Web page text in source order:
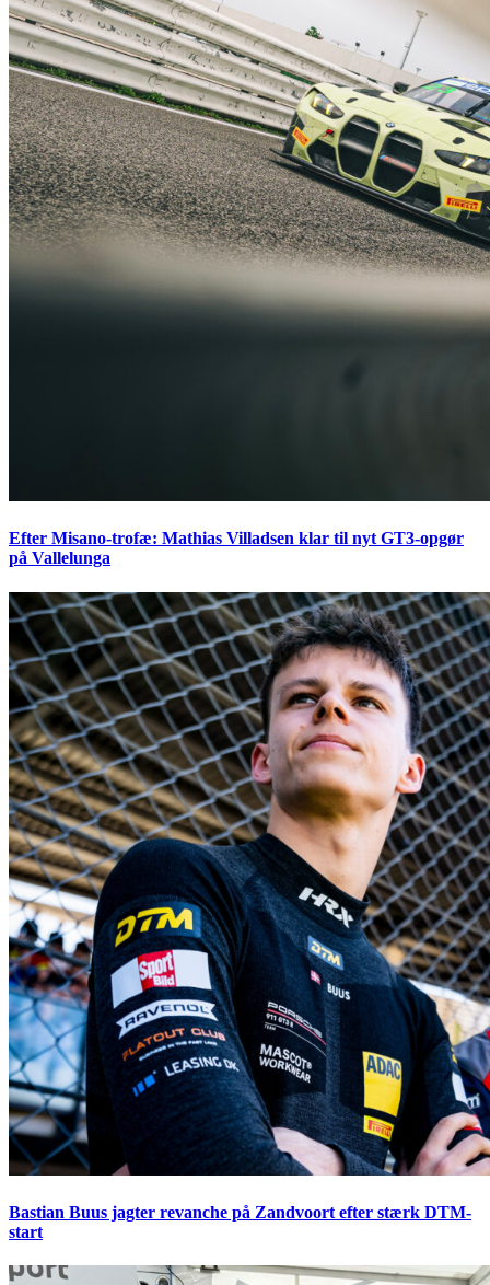
Efter Misano-trofæ: Mathias Villadsen klar til nyt GT3-opgør
på Vallelunga
Bastian Buus jagter revanche på Zandvoort efter stærk DTM-
start